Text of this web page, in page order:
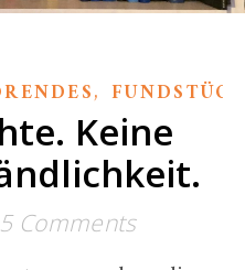
,
Keine
5 Comments